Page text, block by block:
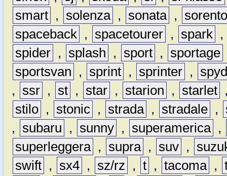
smart , solenza , sonata ,
spaceback , spacetourer , spark ,
spider , splash , sport , sportage
sportsvan
, sprint , sprinter ,
,
ssr , st , star , starion , starlet
stilo , stonic , strada , stradale ,
,
subaru , sunny , superamerica ,
superleggera , supra , suv ,
swift , sx4 , sz/rz , t , tacoma ,